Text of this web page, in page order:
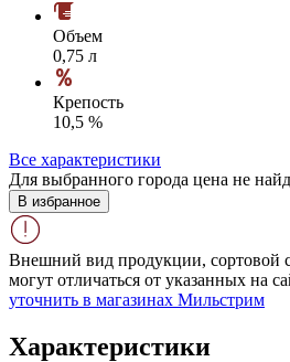
Объем
0,75 л
Крепость
10,5 %
Все характеристики
Для выбранного города цена не
В избранное
Внешний вид продукции, сортовой
могут отличаться от указанных на
уточнить в магазинах Мильстрим
Характеристики